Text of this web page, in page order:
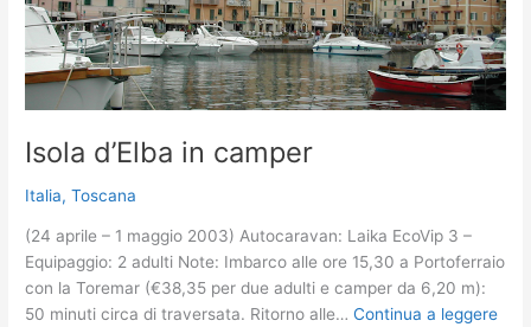
Isola d’Elba in camper
Italia,Toscana
(24 aprile – 1 maggio 2003) Autocaravan: Laika EcoVip 3 –
Equipaggio: 2 adulti Note: Imbarco alle ore 15,30 a Portoferraio
con la Toremar (€38,35 per due adulti e camper da 6,20 m):
50 minuti circa di traversata. Ritorno alle…Continua a leggere